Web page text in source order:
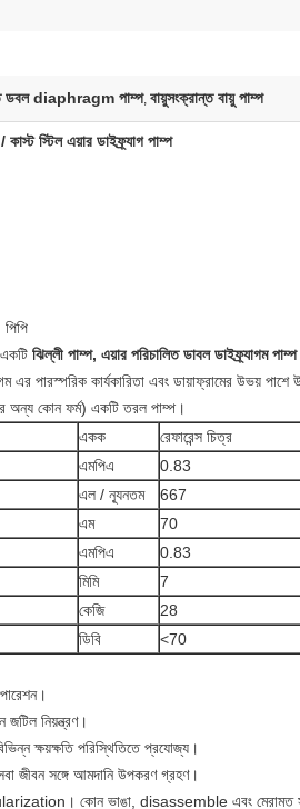
ডবল diaphragm পাম্প, বায়ুসংক্রান্ত বায়ু পাম্প
কাস্ট স্টিল এয়ার ডাইফ্র্যাগ পাম্প
ঝিল্লী পাম্প, এয়ার পরিচালিত ডাবল ডাইফ্র্যাগম
এর পারস্পরিক কার্যকারিতা এবং ডায়াফ্রামের উভয়
অন্য কোন ফর্ম) একটি তরল পাম্প।
একক
রেফারেন্স চিত্র
এমপিএ
0.83
এল / ন্যূনতম
667
এম
70
এমপিএ
0.83
মিমি
7
কেজি
28
ডিবি
<70
নিয়ন্ত্রণ।
ক্ষয়ক্ষতি পরিস্থিতিতে প্রযোজ্য।
জীবন সঙ্গে আমদানি উপকরণ গ্রহণ।
কোন ভাঙা, disassemble এবং মেরামত